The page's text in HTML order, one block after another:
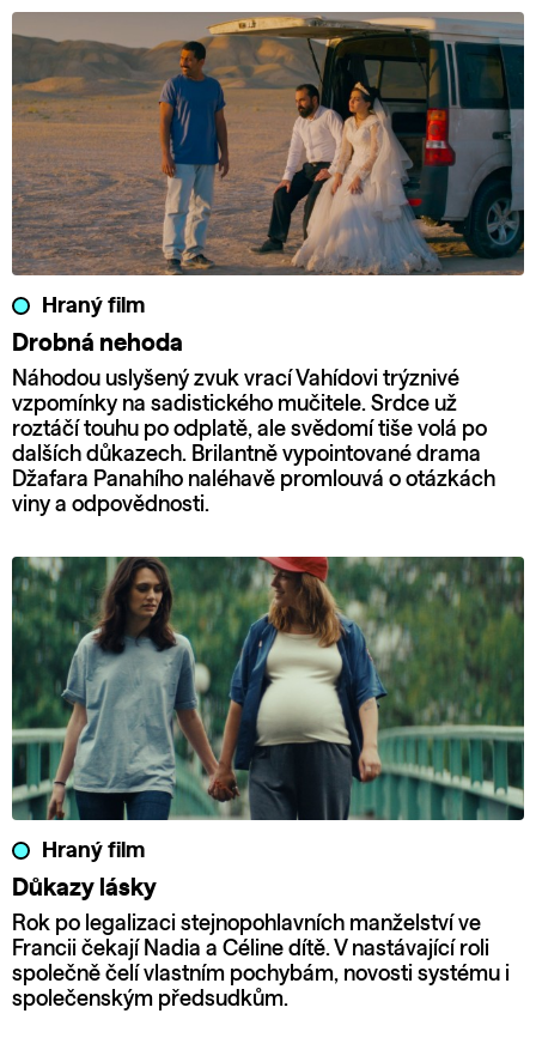
Hraný film
Drobná nehoda
Náhodou uslyšený zvuk vrací Vahídovi trýznivé
vzpomínky na sadistického mučitele. Srdce už
roztáčí touhu po odplatě, ale svědomí tiše volá po
dalších důkazech. Brilantně vypointované drama
Džafara Panahího naléhavě promlouvá o otázkách
viny a odpovědnosti.
Hraný film
Důkazy lásky
Rok po legalizaci stejnopohlavních manželství ve
Francii čekají Nadia a Céline dítě. V nastávající roli
společně čelí vlastním pochybám, novosti systému i
společenským předsudkům.